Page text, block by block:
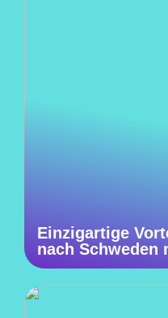
Einzigartige
nach Schweden